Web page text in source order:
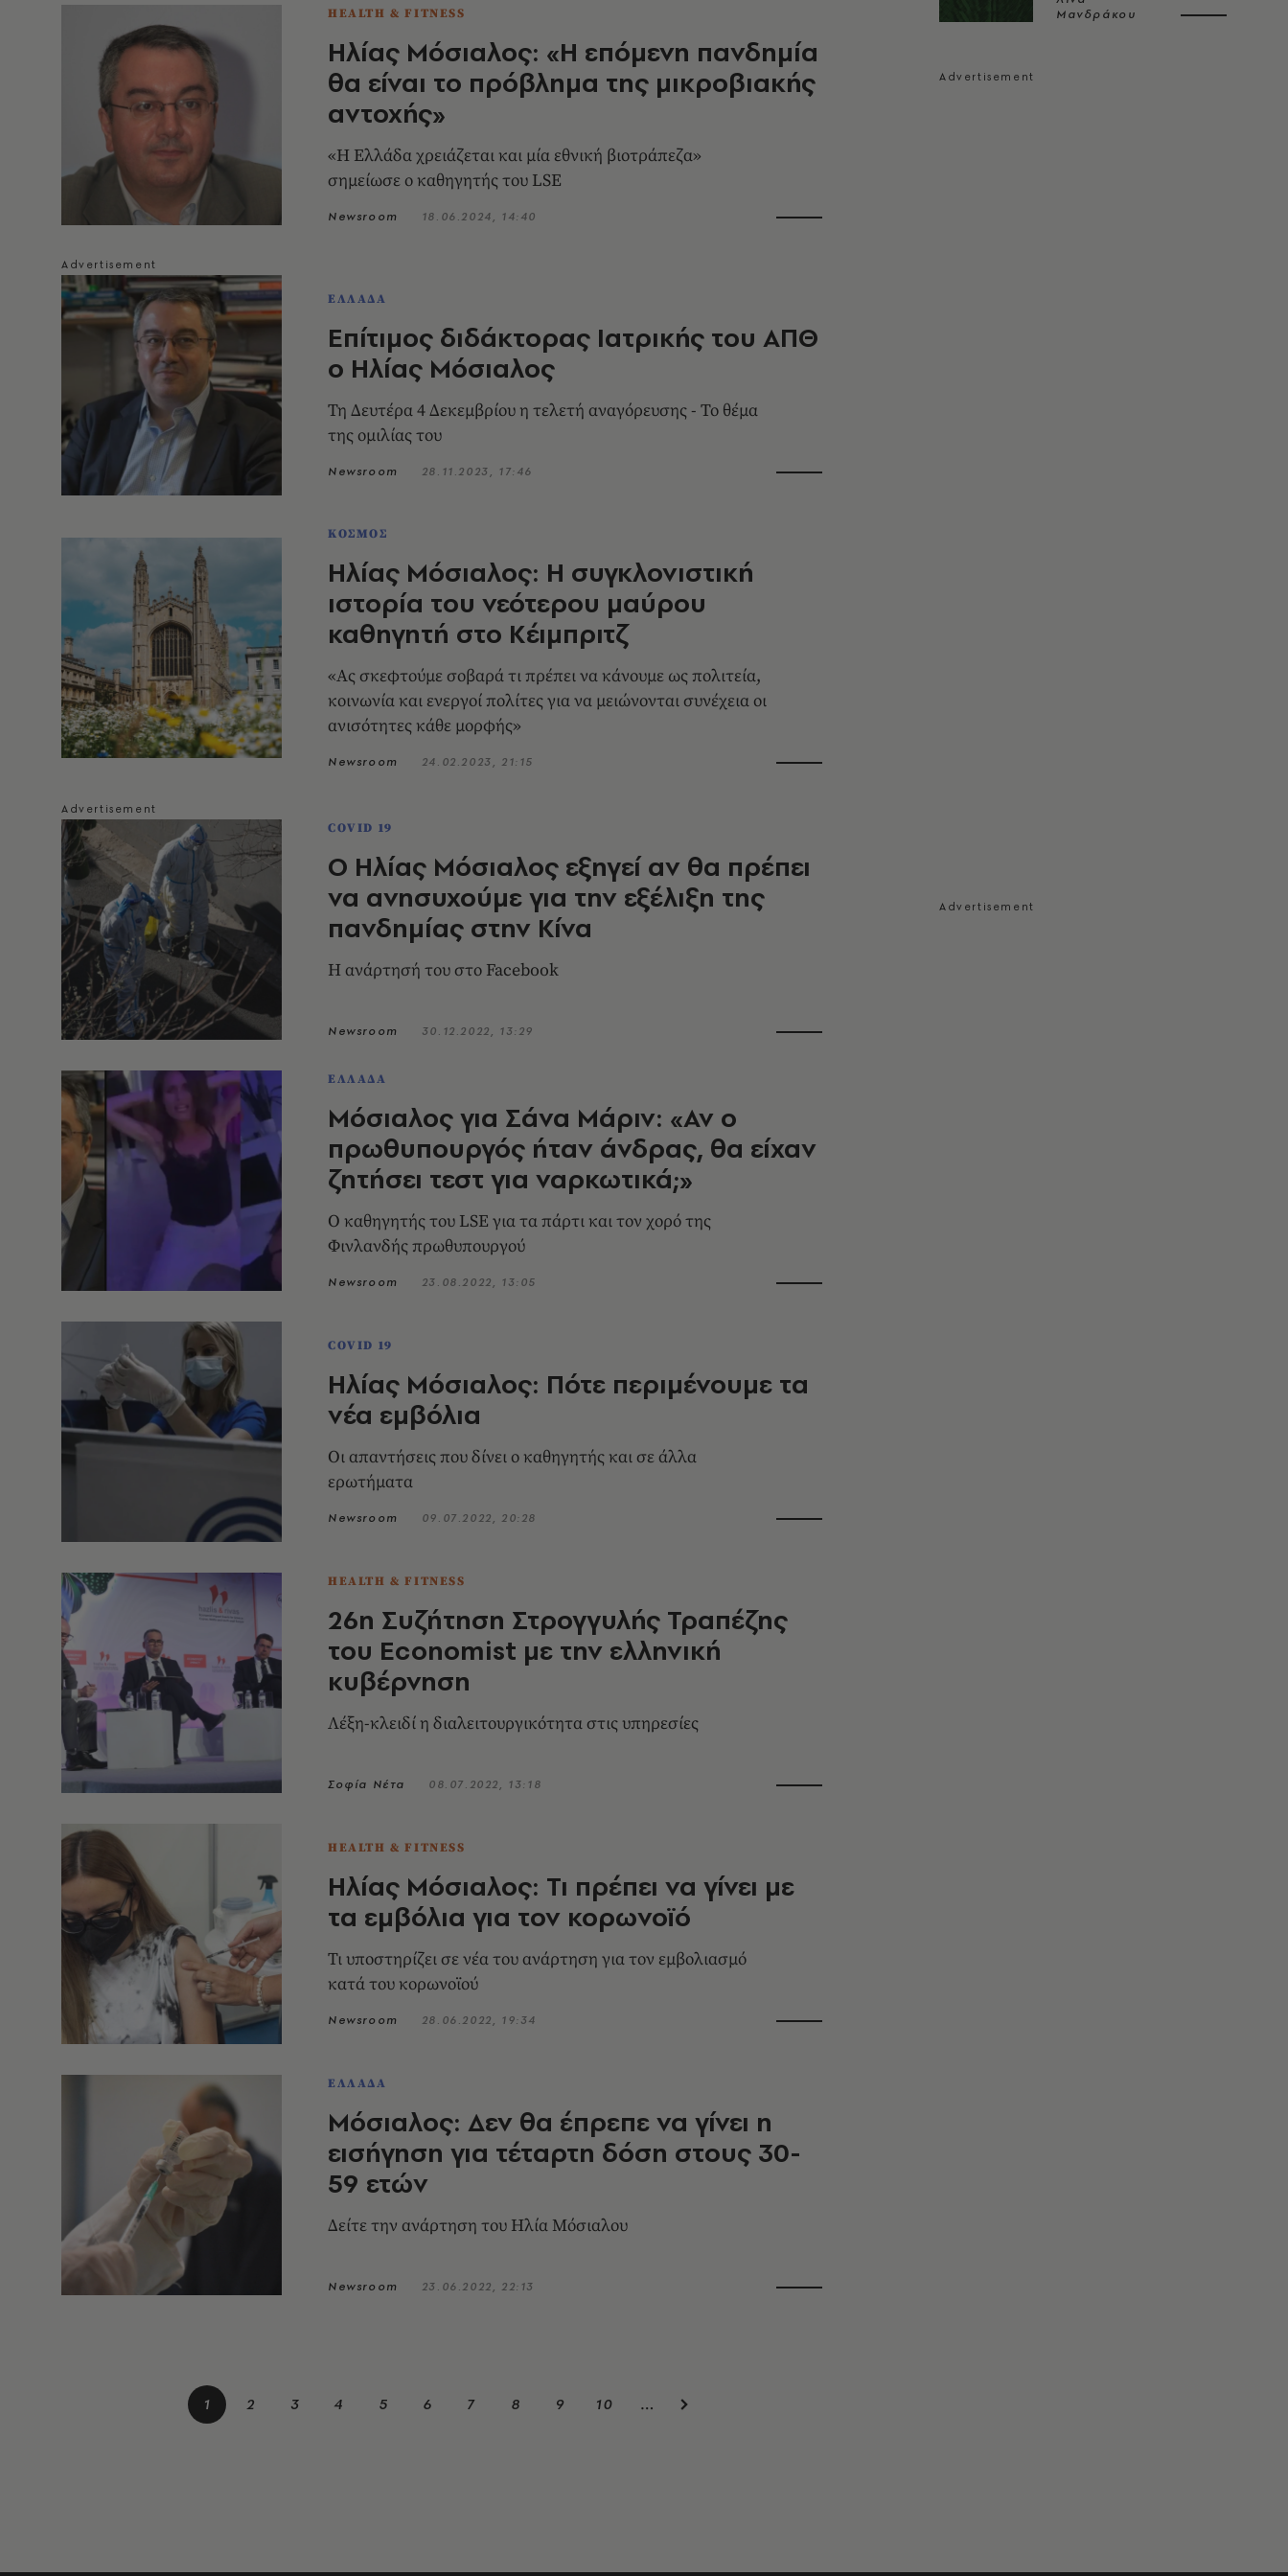
HEALTH & FITNESS
Ηλίας Μόσιαλος: «Η επόμενη πανδημία
θα είναι το πρόβλημα της μικροβιακής
αντοχής»
«Η Ελλάδα χρειάζεται και μία εθνική βιοτράπεζα»
σημείωσε ο καθηγητής του LSE
Newsroom 18.06.2024, 14:40
ΕΛΛΑΔΑ
Επίτιμος διδάκτορας Ιατρικής του ΑΠΘ
ο Ηλίας Μόσιαλος
Τη Δευτέρα 4 Δεκεμβρίου η τελετή αναγόρευσης - Το θέμα
της ομιλίας του
Newsroom 28.11.2023, 17:46
ΚΟΣΜΟΣ
Ηλίας Μόσιαλος: H συγκλονιστική
ιστορία του νεότερου μαύρου
καθηγητή στο Κέιμπριτζ
«Ας σκεφτούμε σοβαρά τι πρέπει να κάνουμε ως πολιτεία,
κοινωνία και ενεργοί πολίτες για να μειώνονται συνέχεια οι
ανισότητες κάθε μορφής»
Newsroom 24.02.2023, 21:15
COVID 19
Ο Ηλίας Μόσιαλος εξηγεί αν θα πρέπει
να ανησυχούμε για την εξέλιξη της
πανδημίας στην Κίνα
Η ανάρτησή του στο Facebook
Newsroom 30.12.2022, 13:29
ΕΛΛΑΔΑ
Μόσιαλος για Σάνα Μάριν: «Αν ο
πρωθυπουργός ήταν άνδρας, θα είχαν
ζητήσει τεστ για ναρκωτικά;»
Ο καθηγητής του LSE για τα πάρτι και τον χορό της
Φινλανδής πρωθυπουργού
Newsroom 23.08.2022, 13:05
COVID 19
Ηλίας Μόσιαλος: Πότε περιμένουμε τα
νέα εμβόλια
Οι απαντήσεις που δίνει ο καθηγητής και σε άλλα
ερωτήματα
Newsroom 09.07.2022, 20:28
HEALTH & FITNESS
26η Συζήτηση Στρογγυλής Τραπέζης
του Economist με την ελληνική
κυβέρνηση
Λέξη-κλειδί η διαλειτουργικότητα στις υπηρεσίες
Σοφία Νέτα 08.07.2022, 13:18
HEALTH & FITNESS
Ηλίας Μόσιαλος: Τι πρέπει να γίνει με
τα εμβόλια για τον κορωνοϊό
Τι υποστηρίζει σε νέα του ανάρτηση για τον εμβολιασμό
κατά του κορωνοϊού
Newsroom 28.06.2022, 19:34
ΕΛΛΑΔΑ
Μόσιαλος: Δεν θα έπρεπε να γίνει η
εισήγηση για τέταρτη δόση στους 30-
59 ετών
Δείτε την ανάρτηση του Ηλία Μόσιαλου
Newsroom 23.06.2022, 22:13
1 2 3 4 5 6 7 8 9 10 …
Μανδράκου